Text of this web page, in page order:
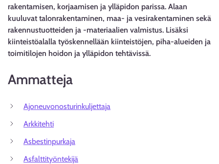
rakentamisen, korjaamisen ja ylläpidon parissa. Alaan
kuuluvat talonrakentaminen, maa- ja vesirakentaminen sekä
rakennustuotteiden ja -materiaalien valmistus. Lisäksi
kiinteistöalalla työskennellään kiinteistöjen, piha-alueiden ja
toimitilojen hoidon ja ylläpidon tehtävissä.
Ammatteja
Ajoneuvonosturinkuljettaja
Arkkitehti
Asbestinpurkaja
Asfalttityöntekijä